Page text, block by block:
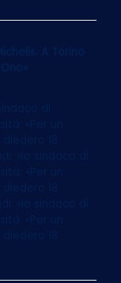
A Torino
di
«Per un
18
«Io sindaco di
«Per un
18
«Io sindaco di
«Per un
18